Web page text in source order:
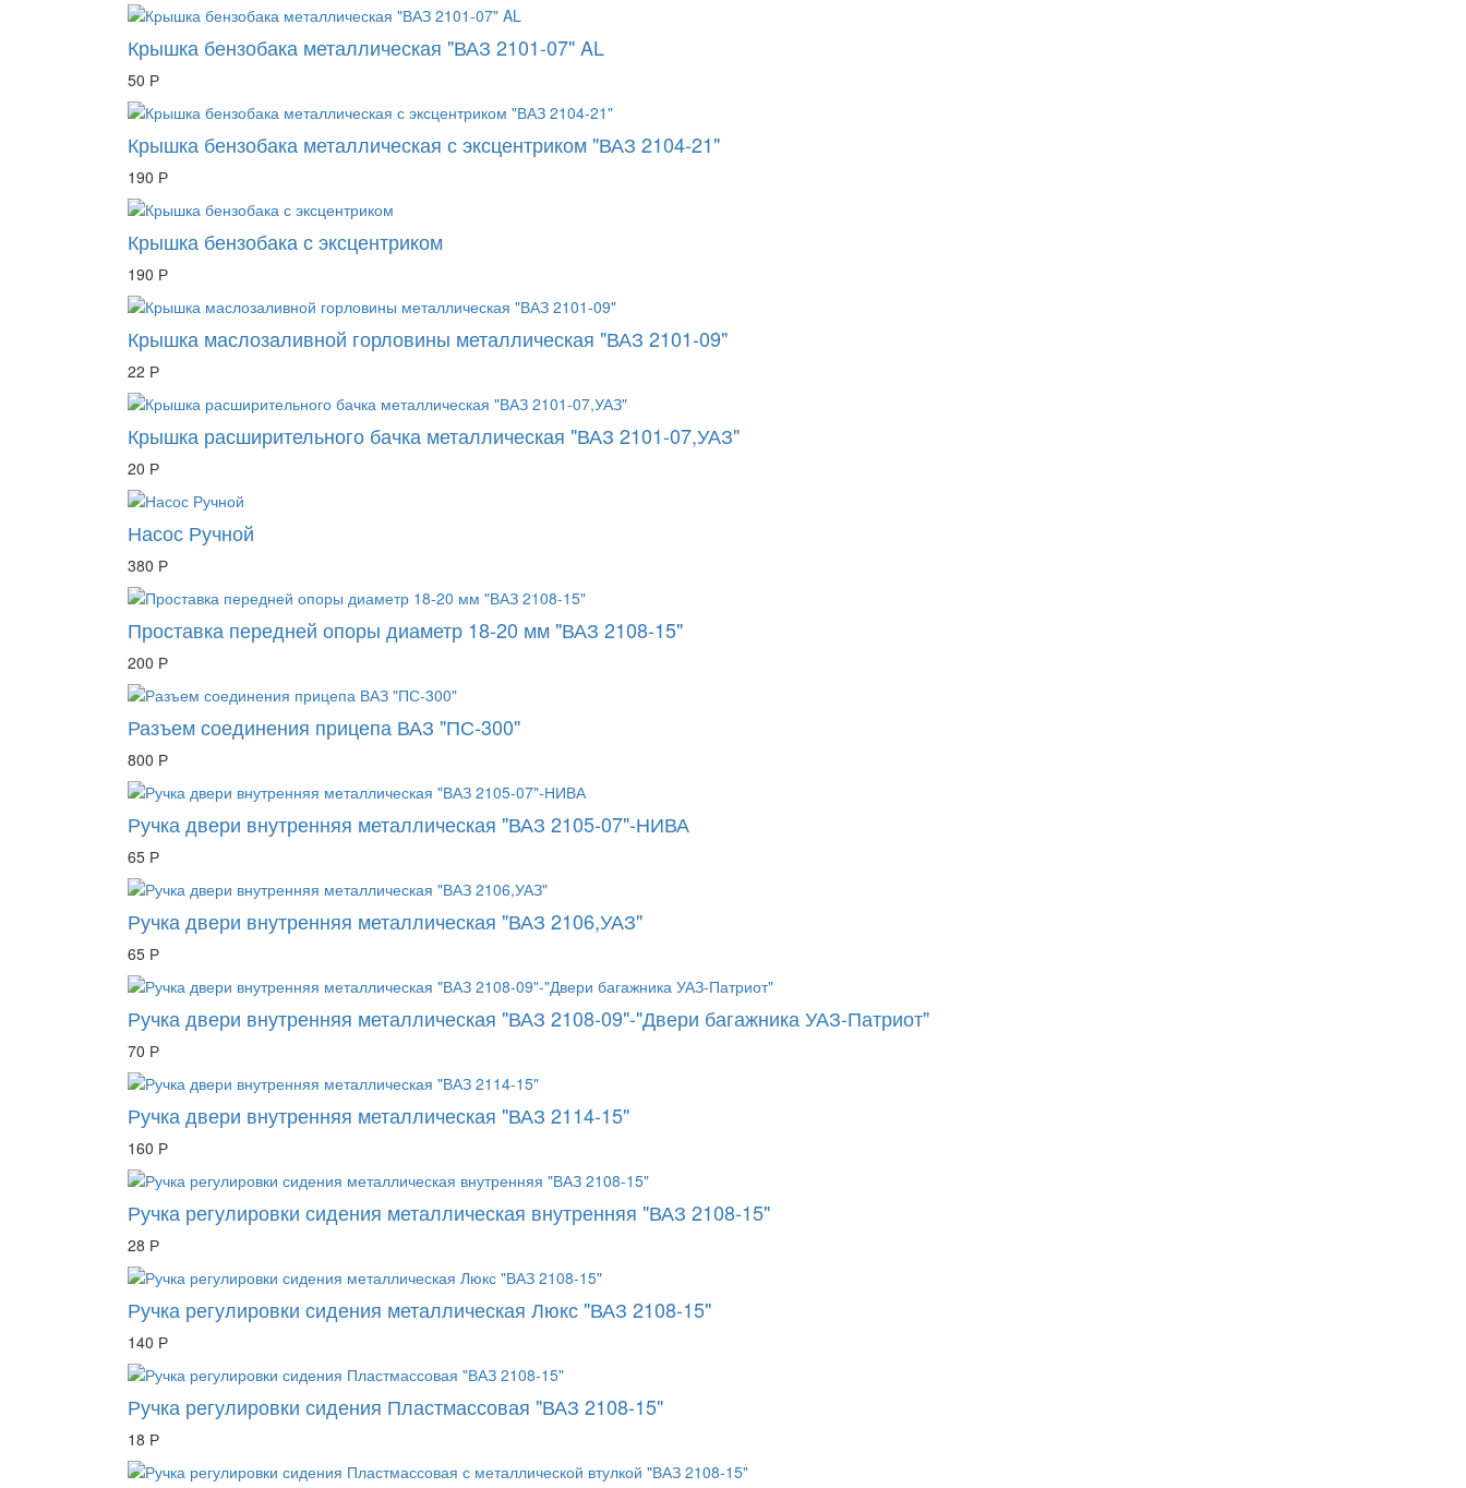
Крышка бензобака металлическая "ВАЗ 2101-07" AL
50 Р
Крышка бензобака металлическая с эксцентриком "ВАЗ 2104-21"
190 Р
Крышка бензобака с эксцентриком
190 Р
Крышка маслозаливной горловины металлическая "ВАЗ 2101-09"
22 Р
Крышка расширительного бачка металлическая "ВАЗ 2101-07,УАЗ"
20 Р
Насос Ручной
380 Р
Проставка передней опоры диаметр 18-20 мм "ВАЗ 2108-15"
200 Р
Разъем соединения прицепа ВАЗ "ПС-300"
800 Р
Ручка двери внутренняя металлическая "ВАЗ 2105-07"-НИВА
65 Р
Ручка двери внутренняя металлическая "ВАЗ 2106,УАЗ"
65 Р
Ручка двери внутренняя металлическая "ВАЗ 2108-09"-"Двери багажника УАЗ-Патриот"
70 Р
Ручка двери внутренняя металлическая "ВАЗ 2114-15"
160 Р
Ручка регулировки сидения металлическая внутренняя "ВАЗ 2108-15"
28 Р
Ручка регулировки сидения металлическая Люкс "ВАЗ 2108-15"
140 Р
Ручка регулировки сидения Пластмассовая "ВАЗ 2108-15"
18 Р